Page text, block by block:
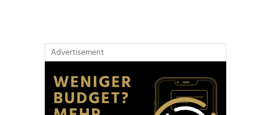
Advertisement